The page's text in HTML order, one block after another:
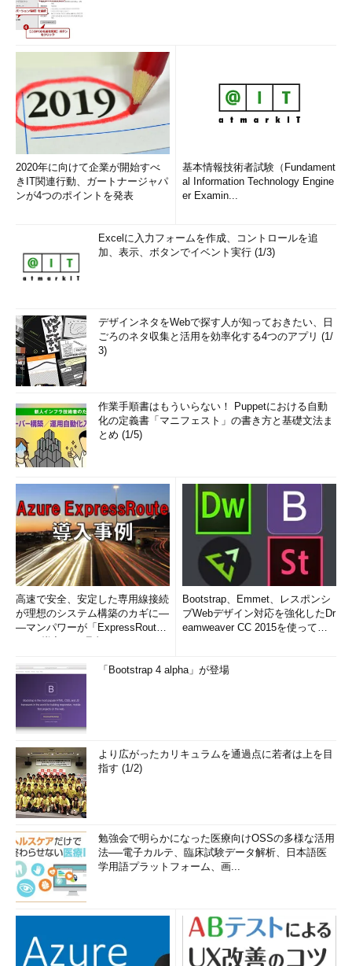
2020年に向けて企業が開始すべ
きIT関連行動、ガートナージャパ
ンが4つのポイントを発表
基本情報技術者試験（Fundament
al Information Technology Engine
er Examin...
Excelに入力フォームを作成、コントロールを追
加、表示、ボタンでイベント実行 (1/3)
デザインネタをWebで探す人が知っておきたい、日
ごろのネタ収集と活用を効率化する4つのアプリ (1/
3)
作業手順書はもういらない！ Puppetにおける自動
化の定義書「マニフェスト」の書き方と基礎文法ま
とめ (1/5)
高速で安全、安定した専用線接続
が理想のシステム構築のカギに―
―マンパワーが「ExpressRout
Bootstrap、Emmet、レスポンシ
ブWebデザイン対応を強化したDr
eamweaver CC 2015を使って
「Bootstrap 4 alpha」が登場
より広がったカリキュラムを通過点に若者は上を目
指す (1/2)
勉強会で明らかになった医療向けOSSの多様な活用
法──電子カルテ、臨床試験データ解析、日本語医
学用語プラットフォーム、画...